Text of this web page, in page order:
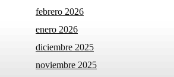
febrero 2026
enero 2026
diciembre 2025
noviembre 2025